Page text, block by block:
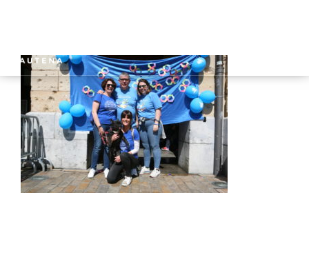
INICIO
GAUTENA
AUTISMO
COMUNICACIÓN
SERVICIOS